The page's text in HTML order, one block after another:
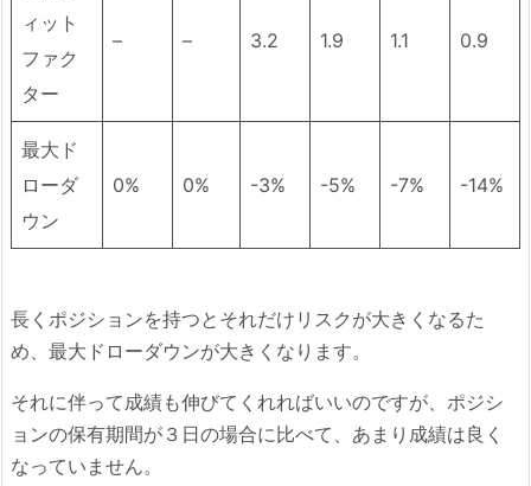
ィット
ファク
ター
– – 3.2 1.9 1.1 0.9
最大ド
ローダ
ウン
0% 0% -3% -5% -7% -14%
長くポジションを持つとそれだけリスクが大きくなるた
め、最大ドローダウンが大きくなります。
それに伴って成績も伸びてくれればいいのですが、ポジシ
ョンの保有期間が３日の場合に比べて、あまり成績は良く
なっていません。